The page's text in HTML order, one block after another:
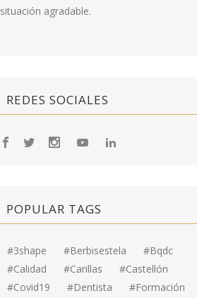
situación agradable.
REDES SOCIALES
POPULAR TAGS
#3shape #berbisestela
#bqdc
#calidad
#carillas
#Castellón
#covid19
#dentista
#formación